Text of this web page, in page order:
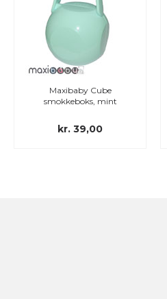
Maxibaby Cube
smokkeboks, mint
kr. 39,00